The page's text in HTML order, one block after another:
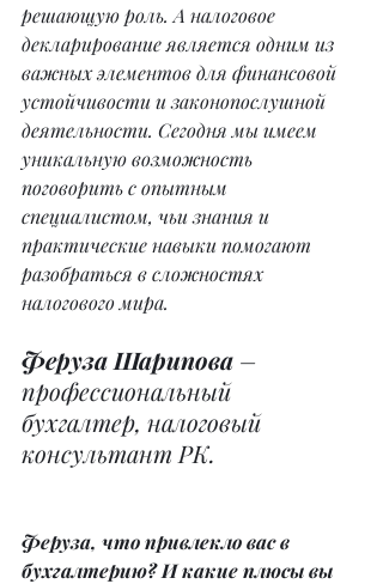
решающую роль. А налоговое
декларирование является одним из
важных элементов для финансовой
устойчивости и законопослушной
деятельности. Сегодня мы имеем
уникальную возможность
поговорить с опытным
специалистом, чьи знания и
практические навыки помогают
разобраться в сложностях
налогового мира.
Феруза Шарипова –
профессиональный
бухгалтер, налоговый
консультант РК.
Феруза, что привлекло вас в
бухгалтерию? И какие плюсы вы